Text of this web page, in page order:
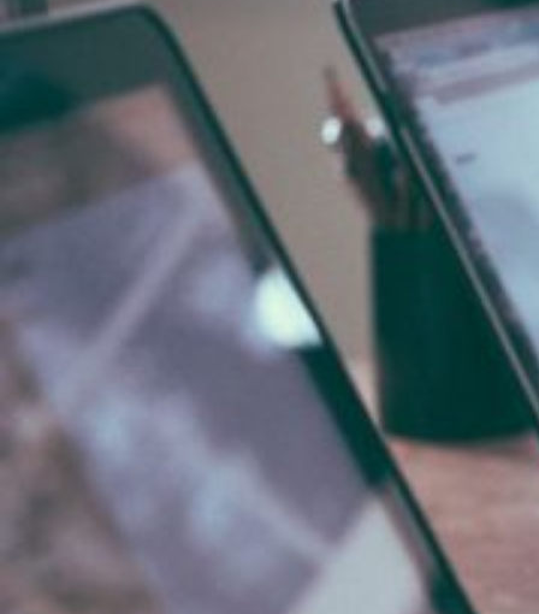
Corredora de seguros
Trabaja con nosotros
Novedades
Faq
Área de clientes